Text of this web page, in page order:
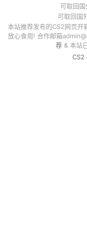
可取回
可取回国
本站推荐发布的CS2网页
放心食用! 合作邮箱
荐& 本站
CS2